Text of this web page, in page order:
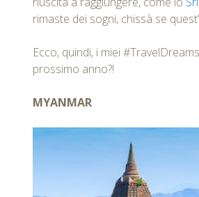
rimaste dei sogni, chissà se
Ecco, quindi, i miei
prossimo anno?!
MYANMAR